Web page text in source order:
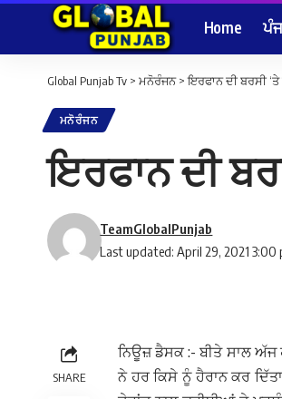
Home
Global Punjab Tv > ਮਨੋਰੰਜਨ>ਇਰਫਾਨ ਦੀ ਬਰਸੀ
ਮਨੋਰੰਜਨ
ਇਰਫਾਨ ਦੀ
Last updated: April 29, 2021 3:00
TeamGlobalPunjab
SHARE
ਨਿਊਜ਼ ਡੈਸਕ :- ਬੀਤੇ ਸਾਲ ਅੱਜ
ਨੇ ਹਰ ਕਿਸੇ ਨੂੰ ਹੈਰਾਨ ਕਰ